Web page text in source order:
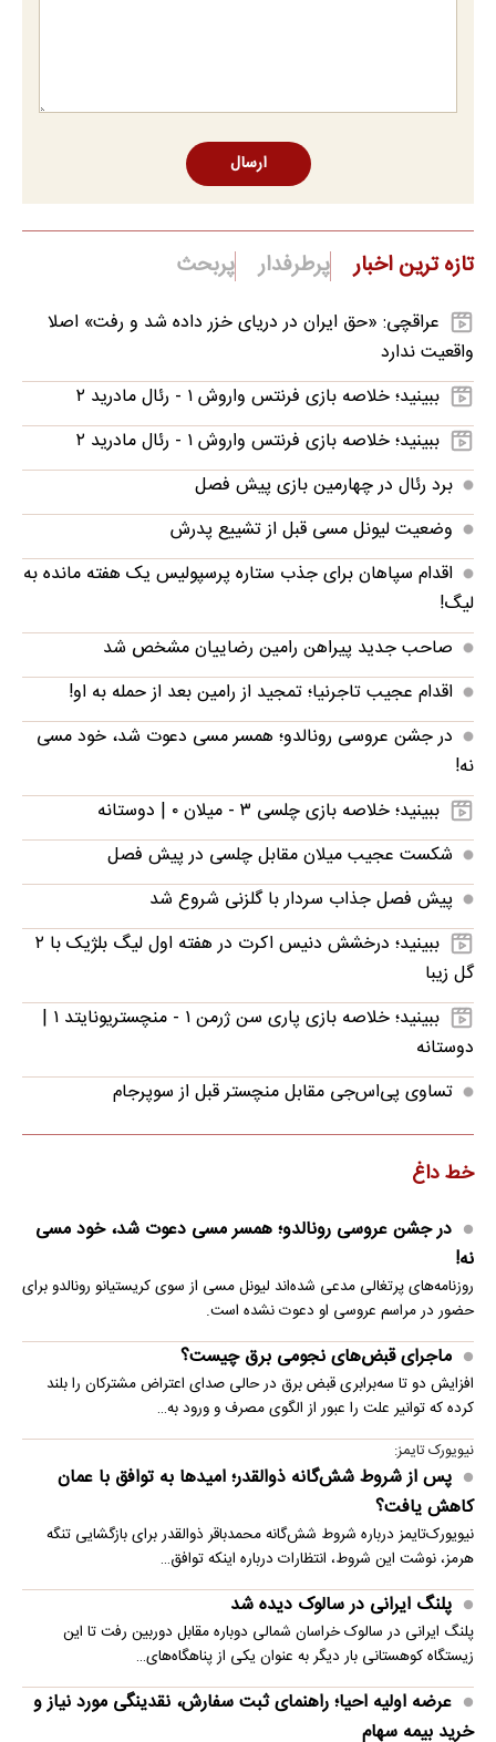
ارسال
تازه ترین اخبار پرطرفدار پربحث
عراقچی: «حق ایران در دریای خزر داده شد و رفت» اصلا
واقعیت ندارد
ببینید؛ خلاصه بازی فرنتس واروش ۱ - رئال مادرید ۲
ببینید؛ خلاصه بازی فرنتس واروش ۱ - رئال مادرید ۲
برد رئال در چهارمین بازی پیش فصل
وضعیت لیونل مسی قبل از تشییع پدرش
اقدام سپاهان برای جذب ستاره پرسپولیس یک هفته مانده به
لیگ!
صاحب جدید پیراهن رامین رضاییان مشخص شد
اقدام عجیب تاجرنیا؛ تمجید از رامین بعد از حمله به او!
در جشن عروسی رونالدو؛ همسر مسی دعوت شد، خود مسی
نه!
ببینید؛ خلاصه بازی چلسی ۳ - میلان ۰ | دوستانه
شکست عجیب میلان مقابل چلسی در پیش فصل
پیش فصل جذاب سردار با گلزنی شروع شد
ببینید؛ درخشش دنیس اکرت در هفته اول لیگ بلژیک با ۲
گل زیبا
ببینید؛ خلاصه بازی پاری سن ژرمن ۱ - منچستریونایتد ۱ |
دوستانه
تساوی پی‌اس‌جی مقابل منچستر قبل از سوپرجام
خط داغ
در جشن عروسی رونالدو؛ همسر مسی دعوت شد، خود مسی
نه!
روزنامه‌های پرتغالی مدعی شده‌اند لیونل مسی از سوی کریستیانو رونالدو برای
حضور در مراسم عروسی او دعوت نشده است.
ماجرای قبض‌های نجومی برق چیست؟
افزایش دو تا سه‌برابری قبض برق در حالی صدای اعتراض مشترکان را بلند
کرده که توانیر علت را عبور از الگوی مصرف و ورود به…
نیویورک تایمز:
پس از شروط شش‌گانه ذوالقدر؛ امیدها به توافق با عمان
کاهش یافت؟
نیویورک‌تایمز درباره شروط شش‌گانه محمدباقر ذوالقدر برای بازگشایی تنگه
هرمز، نوشت این شروط، انتظارات درباره اینکه توافق…
پلنگ ایرانی در سالوک دیده شد
پلنگ ایرانی در سالوک خراسان شمالی دوباره مقابل دوربین رفت تا این
زیستگاه کوهستانی بار دیگر به عنوان یکی از پناهگاه‌های…
عرضه اولیه احیا؛ راهنمای ثبت سفارش، نقدینگی مورد نیاز و
خرید بیمه سهام